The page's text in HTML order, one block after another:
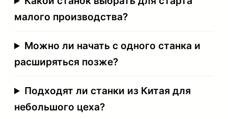
малого производства?
Можно ли начать с одного станка и
расширяться позже?
Подходят ли станки из Китая для
небольшого цеха?